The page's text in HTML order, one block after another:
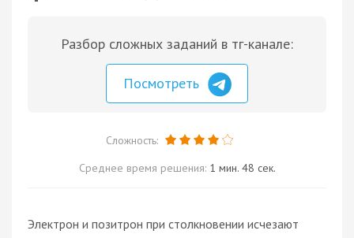
Разбор сложных заданий в тг-канале:
Посмотреть
Сложность:
Среднее время решения: 1 мин. 48 сек.
Электрон и позитрон при столкновении исчезают